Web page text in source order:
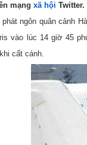
mạng xã hội Twitter.
ngôn quân cảnh
vào lúc 14 giờ 45
cất cánh.